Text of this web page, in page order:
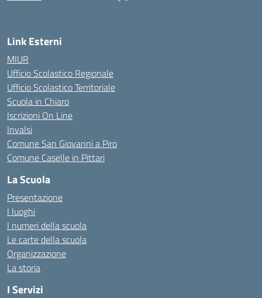
Link Esterni
MIUR
Ufficio Scolastico Regionale
Ufficio Scolastico Territoriale
Scuola in Chiaro
Iscrizioni On Line
Invalsi
Comune San Giovanni a Piro
Comune Caselle in Pittari
La Scuola
Presentazione
I luoghi
I numeri della scuola
Le carte della scuola
Organizzazione
La storia
I Servizi